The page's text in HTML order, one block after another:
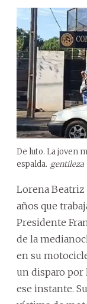
De luto. La joven
espalda. gentileza
Lorena Beatriz
años que
Presidente
de la
en su
un disparo por
ese instante.